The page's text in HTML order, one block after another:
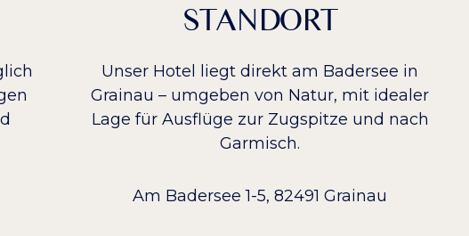
STANDORT
Unser Hotel liegt direkt am Badersee in
Grainau – umgeben von Natur, mit idealer
Lage für Ausflüge zur Zugspitze und nach
Garmisch.
Am Badersee 1-5, 82491 Grainau